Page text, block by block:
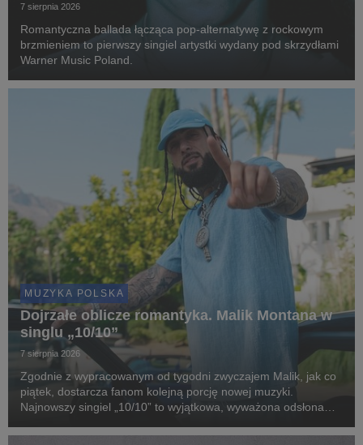
7 sierpnia 2026
Romantyczna ballada łącząca pop-alternatywę z rockowym
brzmieniem to pierwszy singiel artystki wydany pod skrzydłami
Warner Music Poland.
MUZYKA POLSKA
Dojrzałe oblicze romantyka. Malik Montana w
singlu „10/10”
7 sierpnia 2026
Zgodnie z wypracowanym od tygodni zwyczajem Malik, jak co
piątek, dostarcza fanom kolejną porcję nowej muzyki.
Najnowszy singiel „10/10” to wyjątkowa, wyważona odsłona
zaskakująco dojrzałą, romantyczną liryką.